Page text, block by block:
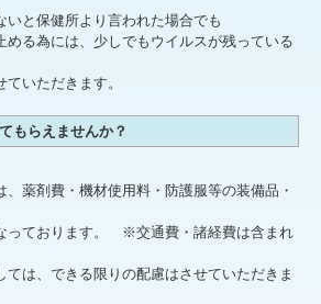
と保健所より言われた場合でも
める為には、少しでもウイルスが残っている
いただきます。
もらえませんか？
薬剤費・機材使用料・防護服等の装備品・
っております。 ※交通費・諸経費は含まれ
ては、できる限りの配慮はさせていただきま